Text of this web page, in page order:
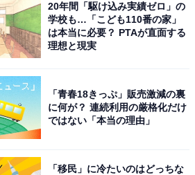
20年間「駆け込み実績ゼロ」の
学校も…「こども110番の家」
は本当に必要？ PTAが直面する
理想と現実
「青春18きっぷ」販売激減の裏
に何が？ 連続利用の厳格化だけ
ではない「本当の理由」
「移民」に冷たいのはどっちな